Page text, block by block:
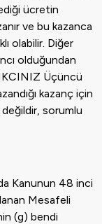
ücretin
ve bu kazanca
olabilir. Diğer
olduğundan
Üçüncü
kazanç için
sorumlu
Kanunun 48 inci
Mesafeli
(g) bendi